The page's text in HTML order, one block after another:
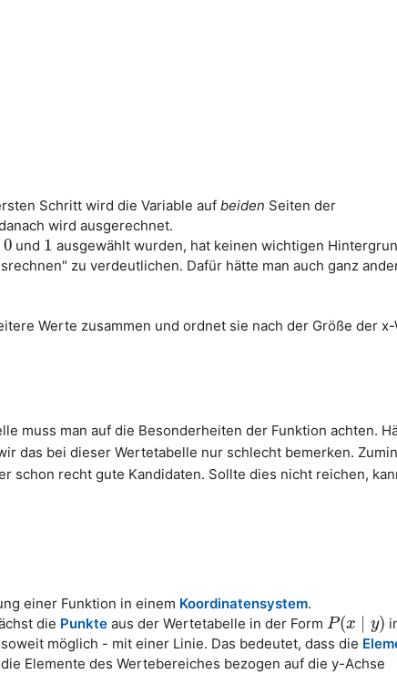
Schritt wird die Variable auf beiden Seiten der
wird ausgerechnet.
0
0 und 1
1 ausgewählt wurden, hat keinen wichtigen
zu verdeutlichen. Dafür hätte man auch ganz
Werte zusammen und ordnet sie nach der Größe der
muss man auf die Besonderheiten der Funktion achten.
das bei dieser Wertetabelle nur schlecht bemerken.
schon recht gute Kandidaten. Sollte dies nicht reichen,
einer Funktion in einem Koordinatensystem.
die Punkte aus der Wertetabelle in der Form P(x y)
P(x∣
möglich - mit einer Linie. Das bedeutet, dass die
Elemente des Wertebereiches bezogen auf die y-Achse